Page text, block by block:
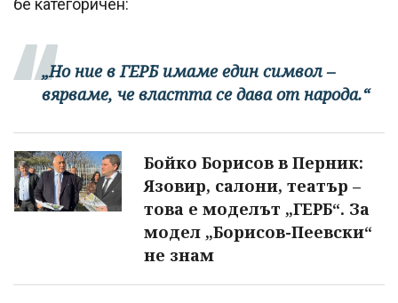
бе категоричен:
„Но ние в ГЕРБ имаме един символ –
вярваме, че властта се дава от народа.“
Бойко Борисов в Перник:
Язовир, салони, театър –
това е моделът „ГЕРБ“. За
модел „Борисов-Пеевски“
не знам